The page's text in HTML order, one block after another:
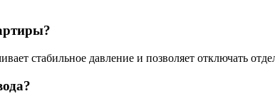
стабильное давление и позволяет отключать